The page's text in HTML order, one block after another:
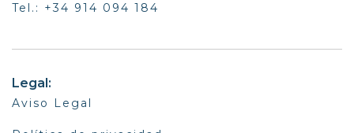
Tel.: +34 914 094 184
Legal:
Aviso Legal